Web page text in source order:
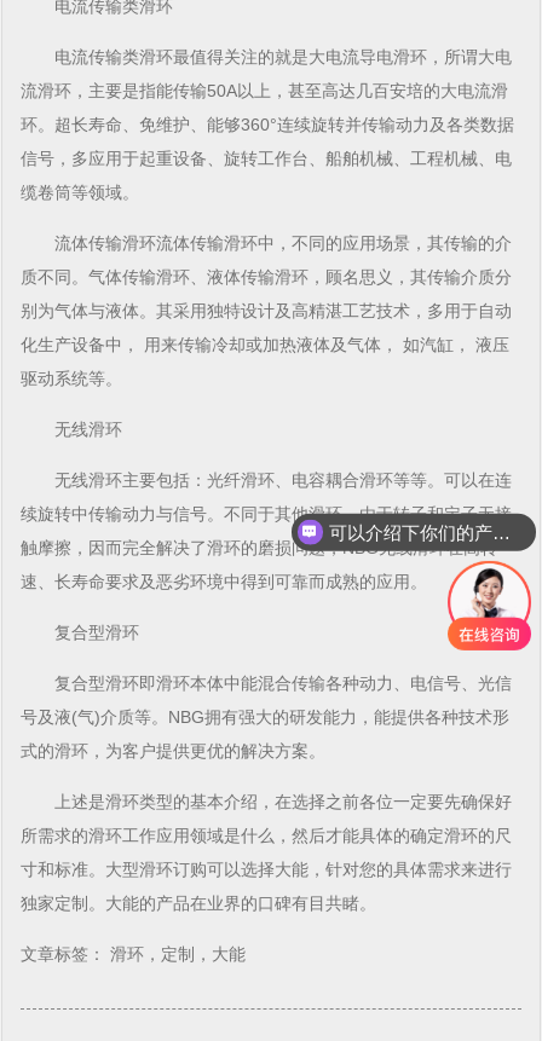
电流传输类滑环
电流传输类滑环最值得关注的就是大电流导电滑环 ，所谓大电
流滑环 ，主要是指能传输50A以上，甚至高达几百安培的大电流滑
环。超长寿命、免维护、能够360°连续旋转并传输动力及各类数据
信号，多应用于起重设备、旋转工作台、船舶机械、工程机械、电
缆卷筒等领域。
流体传输滑环流体传输滑环中，不同的应用场景，其传输的介
质不同。气体传输滑环 、液体传输滑环 ，顾名思义，其传输介质分
别为气体与液体。其采用独特设计及高精湛工艺技术，多用于自动
化生产设备中， 用来传输冷却或加热液体及气体， 如汽缸， 液压
驱动系统等。
无线滑环
无线滑环主要包括：光纤滑环 、电容耦合滑环等等。可以在连
续旋转中传输动力与信号。不同于其他滑环，由于转子和定子无接
触摩擦，因而完全解决了滑环的磨损问题，NBG无线滑环在高转
速、长寿命要求及恶劣环境中得到可靠而成熟的应用。
复合型滑环
复合型滑环即滑环本体中能混合传输各种动力、电信号、光信
号及液(气)介质等。NBG拥有强大的研发能力，能提供各种技术形
式的滑环 ，为客户提供更优的解决方案。
上述是滑环类型的基本介绍，在选择之前各位一定要先确保好
所需求的滑环工作应用领域是什么，然后才能具体的确定滑环的尺
寸和标准。大型滑环订购可以选择大能，针对您的具体需求来进行
独家定制。大能的产品在业界的口碑有目共睹。
文章标签：滑环 ，定制，大能
可以介绍下你们的产品么